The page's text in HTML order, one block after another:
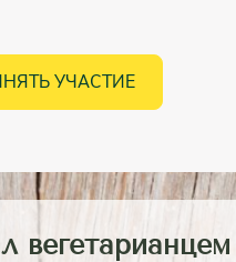
УЧАСТИЕ
вегетарианцем